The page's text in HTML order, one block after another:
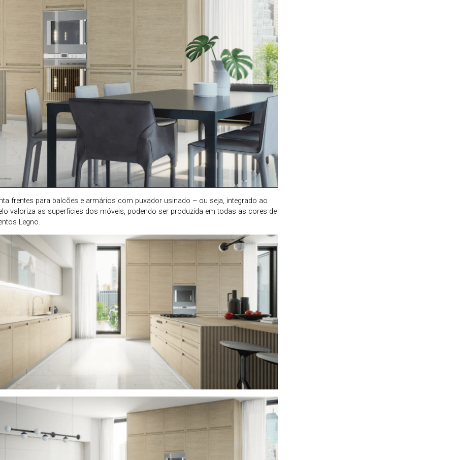
frentes para balcões e armários com puxador usinado – ou seja, integrado ao
valoriza as superfícies dos móveis, podendo ser produzida em todas as cores de
Legno.